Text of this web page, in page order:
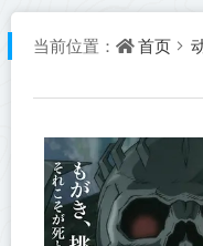
当前位置： 首页